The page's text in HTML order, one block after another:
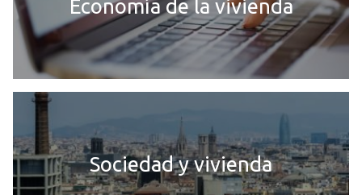
Economía de la vivienda
Sociedad y vivienda